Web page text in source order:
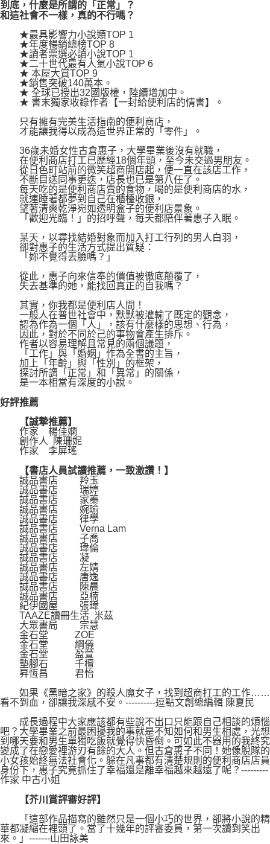
到底，什麼是所謂的「正常」？
和這社會不一樣，真的不行嗎？
★最具影響力小說類TOP 1
★年度暢銷總榜TOP 8
★讀者票選必讀小說TOP 1
★二十世代最有人氣小說TOP 6
★ 本屋大賞TOP 9
★銷售突破140萬本。
★ 全球已授出32國版權，陸續增加中。
★ 書末獨家收錄作者【一封給便利店的情書】。
只有擁有完美生活指南的便利商店，
才能讓我得以成為這世界正常的「零件」。
36歲未婚女性古倉惠子，大學畢業後沒有就職，
在便利商店打工已歷經18個年頭，至今未交過男朋友。
從日色町站前的微笑超商開店起，便一直在該店工作，
不斷目送同事更迭，店長也已是第八任了。
每天吃的是便利商店賣的食物，喝的是便利商店的水，
就連睡著都夢到自己在櫃檯收銀，
望著清爽乾淨宛如透明盒子的便利店景象。
「歡迎光臨！」的招呼聲，每天都陪伴著惠子入眠。
某天，以尋找結婚對象而加入打工行列的男人白羽，
卻對惠子的生活方式提出質疑：
「妳不覺得丟臉嗎？」
從此，惠子向來信奉的價值被徹底顛覆了，
失去基準的她，能找回真正的自我嗎？
其實，你我都是便利店人間！
一般人在普世社會中，默默被灌輸了既定的觀念，
認為作為一個「人」，該有什麼樣的思想、行為，
因此，對於不同於己的事物會產生排斥。
作者以容易理解且常見的兩個議題，
「工作」與「婚姻」作為全書的主旨，
加上「年齡」與「性別」的框架，
探討所謂「正常」和「異常」的關係，
是一本相當有深度的小說。
好評推薦
【誠摯推薦】
作家 楊佳嫻
創作人 陳珊妮
作家 李屏瑤
【書店人員試讀推薦，一致激讚！】
誠品書店 羚玉
誠品書店 瑞婷
誠品書店 家蓁
誠品書店 婉瑜
誠品書店 律學
誠品書店 Verna Lam
誠品書店 子喬
誠品書店 瑋倫
誠品書店 凝
誠品書店 左婧
誠品書店 唐逸
誠品書店 陳晨
誠品書店 亞楠
紀伊國屋 張瑋
TAAZE讀冊生活 米茲
大眾書局 宗慧
金石堂 ZOE
金石堂 綱儀
金石堂 盈萱
墊腳石 千檀
昇恆昌 君怡
如果《黑暗之家》的殺人魔女子，找到超商打工的工作……
看不到血，卻讓我深感不安。----------逗點文創總編輯 陳夏民
成長過程中大家應該都有些說不出口只能跟自己相談的煩惱
吧？大學畢業之前最困擾我的事就是不知如何和男生相處，光想
到哪天要和男生單獨吃飯就覺得快昏倒。可如此不器用的我終究
變成了在戀愛裡游刃有餘的大人。但古倉惠子不同！她像脫隊的
小女孩始終無法社會化。躲在凡事都有清楚規則的便利商店店員
身份下，惠子究竟抓住了幸福還是離幸福越來越遠了呢？---------
作家 中古小姐
【芥川賞評審好評】
「這部作品描寫的雖然只是一個小巧的世界，卻將小說的精
華都凝縮在裡頭了。當了十幾年的評審委員，第一次讀到笑出
來。」-------山田詠美